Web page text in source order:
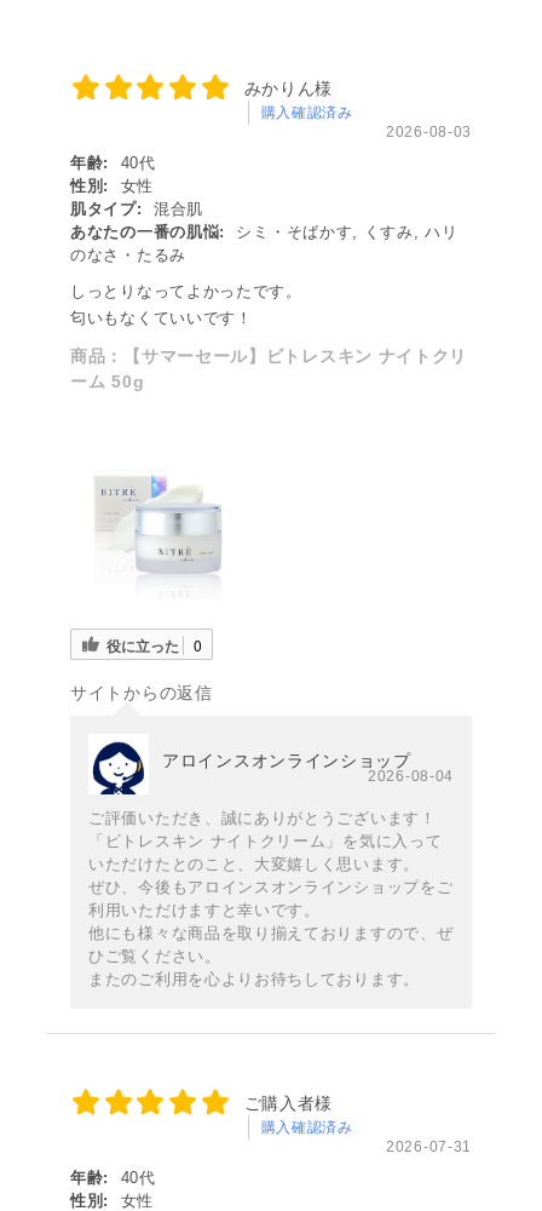
みかりん様
購入確認済み
2026-08-03
年齢:
40代
性別:
女性
肌タイプ:
混合肌
あなたの一番の肌悩:
シミ・そばかす, くすみ, ハリ
のなさ・たるみ
しっとりなってよかったです。
匂いもなくていいです！
商品：
【サマーセール】ビトレスキン ナイトクリ
ーム 50g
役に立った 0
サイトからの返信
アロインスオンラインショップ
2026-08-04
ご評価いただき、誠にありがとうございます！
「ビトレスキン ナイトクリーム」を気に入って
いただけたとのこと、大変嬉しく思います。
ぜひ、今後もアロインスオンラインショップをご
利用いただけますと幸いです。
他にも様々な商品を取り揃えておりますので、ぜ
ひご覧ください。
またのご利用を心よりお待ちしております。
ご購入者様
購入確認済み
2026-07-31
年齢:
40代
性別:
女性